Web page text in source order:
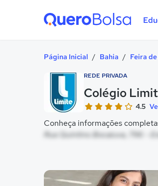
Página Inicial / Bahia / Feira
REDE PRIVADA
Colégio
4.5
Conheça informações
Rua Quintino Bocaiuva, 796 -
Galeria de imagem